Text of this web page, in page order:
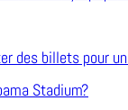
des billets pour
Stadium?